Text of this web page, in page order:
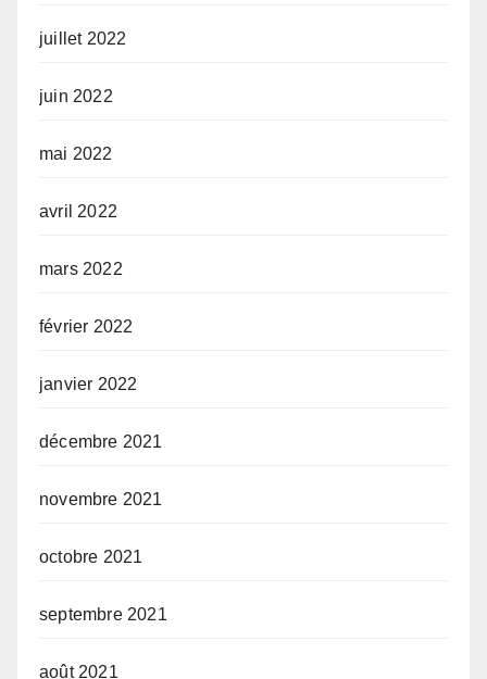
juillet 2022
juin 2022
mai 2022
avril 2022
mars 2022
février 2022
janvier 2022
décembre 2021
novembre 2021
octobre 2021
septembre 2021
août 2021